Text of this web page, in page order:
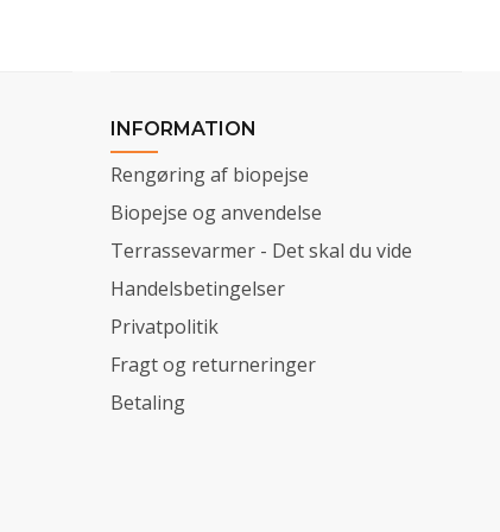
INFORMATION
Rengøring af biopejse
Biopejse og anvendelse
Terrassevarmer - Det skal du vide
Handelsbetingelser
Privatpolitik
Fragt og returneringer
Betaling